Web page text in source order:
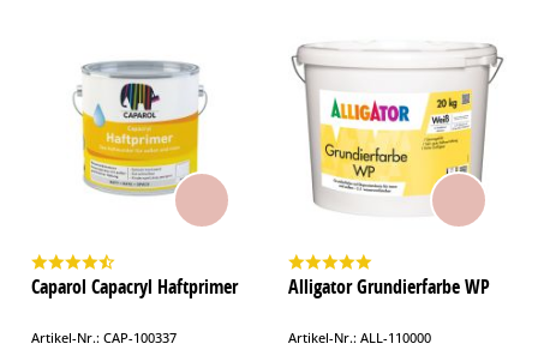
Caparol Capacryl Haftprimer
Artikel-Nr.: CAP-100337
Alligator Grundierfarbe WP
Artikel-Nr.: ALL-110000